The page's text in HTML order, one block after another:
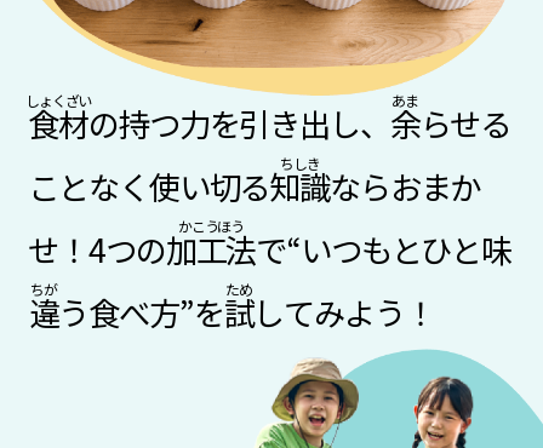
つくってみよう！
マイクロファーミング
クッキングLABO
手づくりトラクター
アグリキッズクイズ
イベントに参加しよう！
クボタ アグリキッズサミット2025
クボタ アグリキッズキャンプ2024
食材の持つ力を引き出し、 余らせる
ことなく使い切る知識ならおまか
せ！4つの加工法で“いつもとひと味
違う食べ方”を試してみよう！